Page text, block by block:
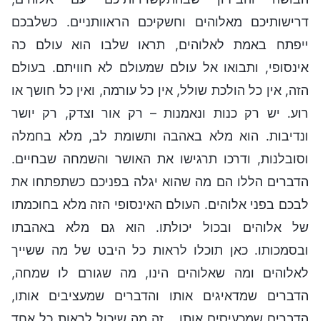
דרישותיכם מאלוהים וחשקיכם הראוותניים. כשלבכם
ייפתח באמת לאלוהים, תראו שלבו הוא עולם כה
אינסופי, ותבואו אל עולם שמעולם לא חוויתם. בעולם
הזה, אין כל הולכת שולל, אין כל עורמה, ואין כל חושך או
רוע. יש רק כנות ונאמנות – רק אור וצדק, רק יושר
ונדיבות. הוא מלא באהבה ותשומת לב, מלא בחמלה
וסובלנות, ודרכו תרגישו את האושר והשמחה שבחיים.
הדברים הללו הם מה שהוא יגלה בפניכם כשתפתחו את
לבכם בפני אלוהים. העולם האינסופי הזה מלא בחוכמתו
של אלוהים ובכול יכולתו. הוא גם מלא באהבתו
ובסמכותו. כאן תוכלו לראות כל היבט של מה ששייך
לאלוהים ומה שאלוהים הינו, מה שגורם לו שמחה,
הדברים שמדאיגים אותו והדברים שמעציבים אותו,